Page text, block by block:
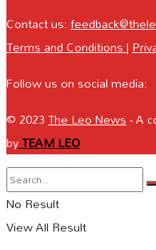
Contact us:
Terms and Conditions|
Follow us on social media:
© 2023The Leo News- A
byTEAM LEO
No Result
View All Result